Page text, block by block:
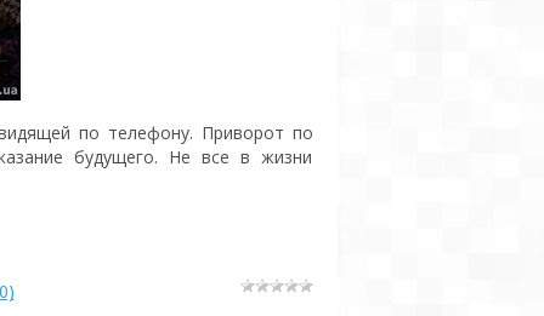
по телефону. Приворот по
будущего. Не все в жизни